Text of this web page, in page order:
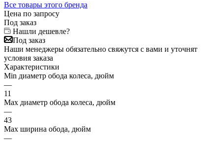
Все товары этого бренда
Цена по запросу
Под заказ
Нашли дешевле?
Под заказ
Наши менеджеры обязательно свяжутся с вами и уточнят
условия заказа
Характеристики
Min диаметр обода колеса, дюйм
—
11
Max диаметр обода колеса, дюйм
—
43
Max ширина обода, дюйм
—